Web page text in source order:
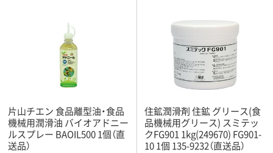
片山チエン 食品離型油・食品
機械用潤滑油 バイオアドニー
ルスプレー BAOIL500 1個（直
送品）
住鉱潤滑剤 住鉱 グリース(食
品機械用グリース) スミテッ
クFG901 1kg(249670) FG901-
10 1個 135-9232（直送品）